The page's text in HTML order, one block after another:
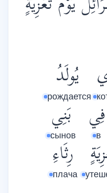
يُولَدُ
рождается
فِي
в
بَنِي
сынов
رِثَاءِ
плача